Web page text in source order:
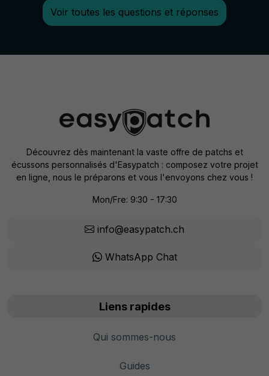
Voir toutes les questions et réponses
Découvrez dès maintenant la vaste offre de patchs et
écussons personnalisés d'Easypatch : composez votre projet
en ligne, nous le préparons et vous l'envoyons chez vous !
Mon/Fre: 9:30 - 17:30
info@easypatch.ch
WhatsApp Chat
Liens rapides
Qui sommes-nous
Guides